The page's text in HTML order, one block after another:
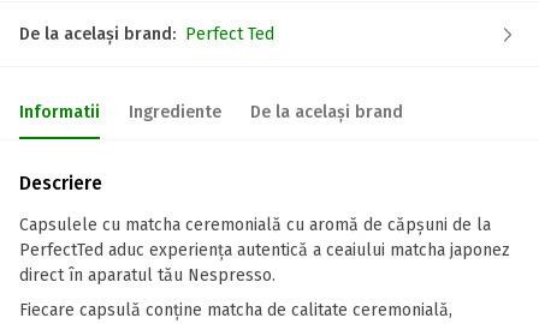
De la același brand: Perfect Ted
Informatii Ingrediente De la același brand
Descriere
Capsulele cu matcha ceremonială cu aromă de căpșuni de la
PerfectTed aduc experiența autentică a ceaiului matcha japonez
direct în aparatul tău Nespresso.
Fiecare capsulă conține matcha de calitate ceremonială,